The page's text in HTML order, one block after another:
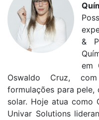
&
em
Oswaldo Cruz,
formulações para pele,
solar. Hoje atua como
Univar Solutions